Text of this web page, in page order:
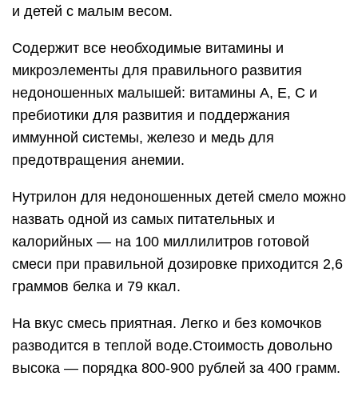
и детей с малым весом.
Содержит все необходимые витамины и
микроэлементы для правильного развития
недоношенных малышей: витамины A, E, C и
пребиотики для развития и поддержания
иммунной системы, железо и медь для
предотвращения анемии.
Нутрилон для недоношенных детей смело можно
назвать одной из самых питательных и
калорийных — на 100 миллилитров готовой
смеси при правильной дозировке приходится 2,6
граммов белка и 79 ккал.
На вкус смесь приятная. Легко и без комочков
разводится в теплой воде.Стоимость довольно
высока — порядка 800-900 рублей за 400 грамм.